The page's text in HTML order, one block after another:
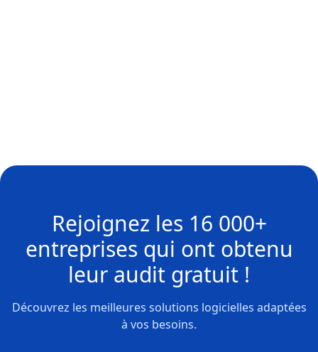
Rejoignez les 16 000+
entreprises qui ont obtenu
leur audit gratuit !
Découvrez les meilleures solutions logicielles adaptées
à vos besoins.